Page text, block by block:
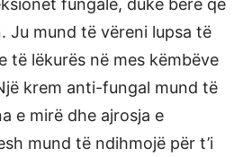
fungale, duke bërë që
Ju mund të vëreni lupsa të
të lëkurës në mes këmbëve
krem anti-fungal mund të
e mirë dhe ajrosja e
mund të ndihmojë për t’i